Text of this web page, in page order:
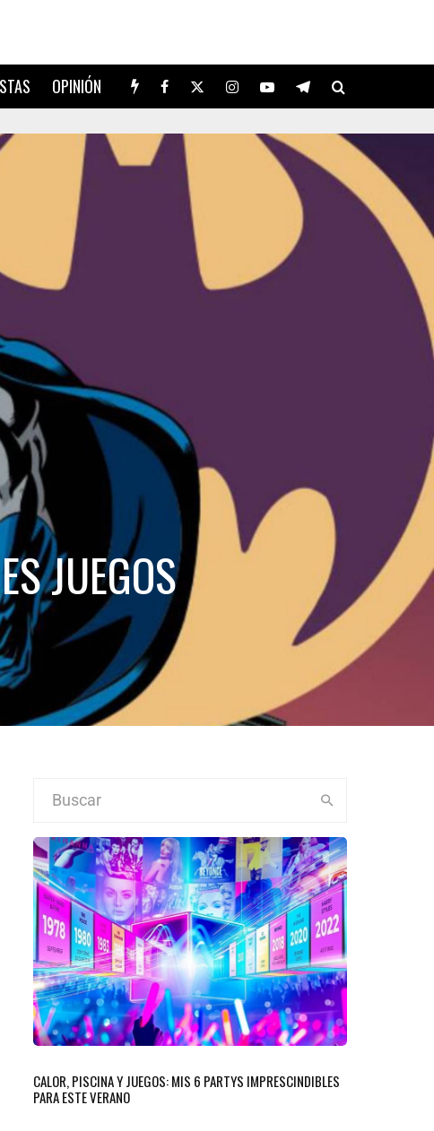
OPINIÓN
JUEGOS
CALOR, PISCINA Y JUEGOS: MIS 6 PARTYS IMPRESCINDIBLES
PARA ESTE VERANO